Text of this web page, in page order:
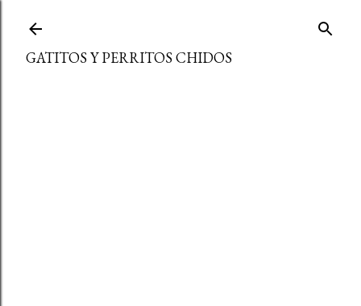
GATITOS Y PERRITOS CHIDOS